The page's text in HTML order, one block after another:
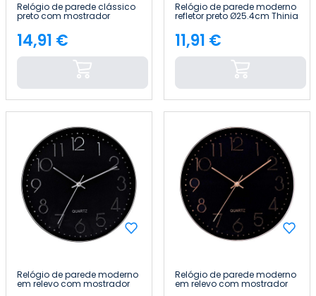
Relógio de parede clássico
preto com mostrador
branco, Ø 30,5 cm Thinia
Home
Preço
14,91 €
Relógio de parede moderno
refletor preto Ø25.4cm Thinia
Preço
11,91 €
Relógio de parede moderno
em relevo com mostrador
Relógio de parede moderno
em relevo com mostrador